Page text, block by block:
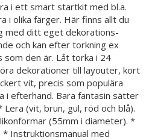
i ett smart startkit med bl.a.
i olika färger. Här finns allt du
med ditt eget dekorations-
och kan efter torkning ex
som den är. Låt torka i 24
dekorationer till layouter, kort
vit, precis som populära
i efterhand. Bara fantasin sätter
(vit, brun, gul, röd och blå).
(55mm i diameter). *
Instruktionsmanual med